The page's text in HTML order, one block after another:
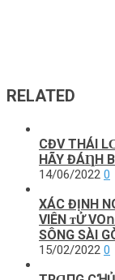
RELATED
CĐV THÁI
HÃY ĐÁȠH
14/06/2022 0
ХÁC ĐỊNН
VΙÊN ᴛỬ
ЅÔNG ЅÀΙ
15/02/2022 0